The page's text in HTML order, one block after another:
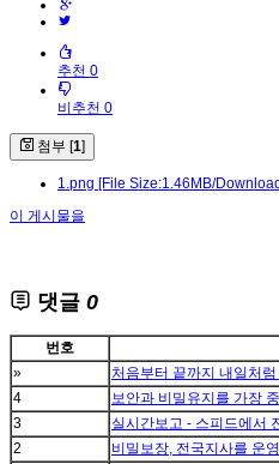
추천 0
비추천 0
첨부 [1]
1.png [File Size:1.46MB/
이 게시물을
댓글 0
번호
»
처음부터 끝까지 내일처
4
보안과 비밀유지를 가장
3
실시간보고 - 스피드에서
2
비밀보장, 전국지사를 운